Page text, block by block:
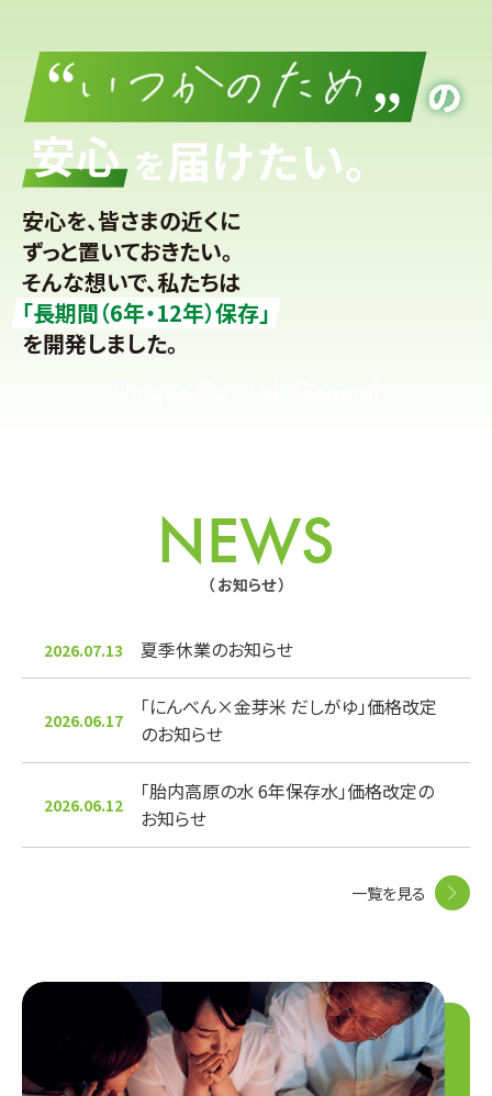
安心を、皆さまの近くに
ずっと置いておきたい。
そんな想いで、私たちは
「長期間（6年・12年）保存」
を開発しました。
NEWS
（ お知らせ ）
2026.07.13 夏季休業のお知らせ
2026.06.17
「にんべん×金芽米 だしがゆ」価格改定
のお知らせ
2026.06.12
「胎内高原の水 6年保存水」価格改定の
お知らせ
一覧を見る